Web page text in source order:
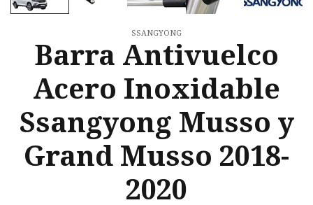
SSANGYONG
Barra Antivuelco
Acero Inoxidable
Ssangyong Musso y
Grand Musso 2018-
2020